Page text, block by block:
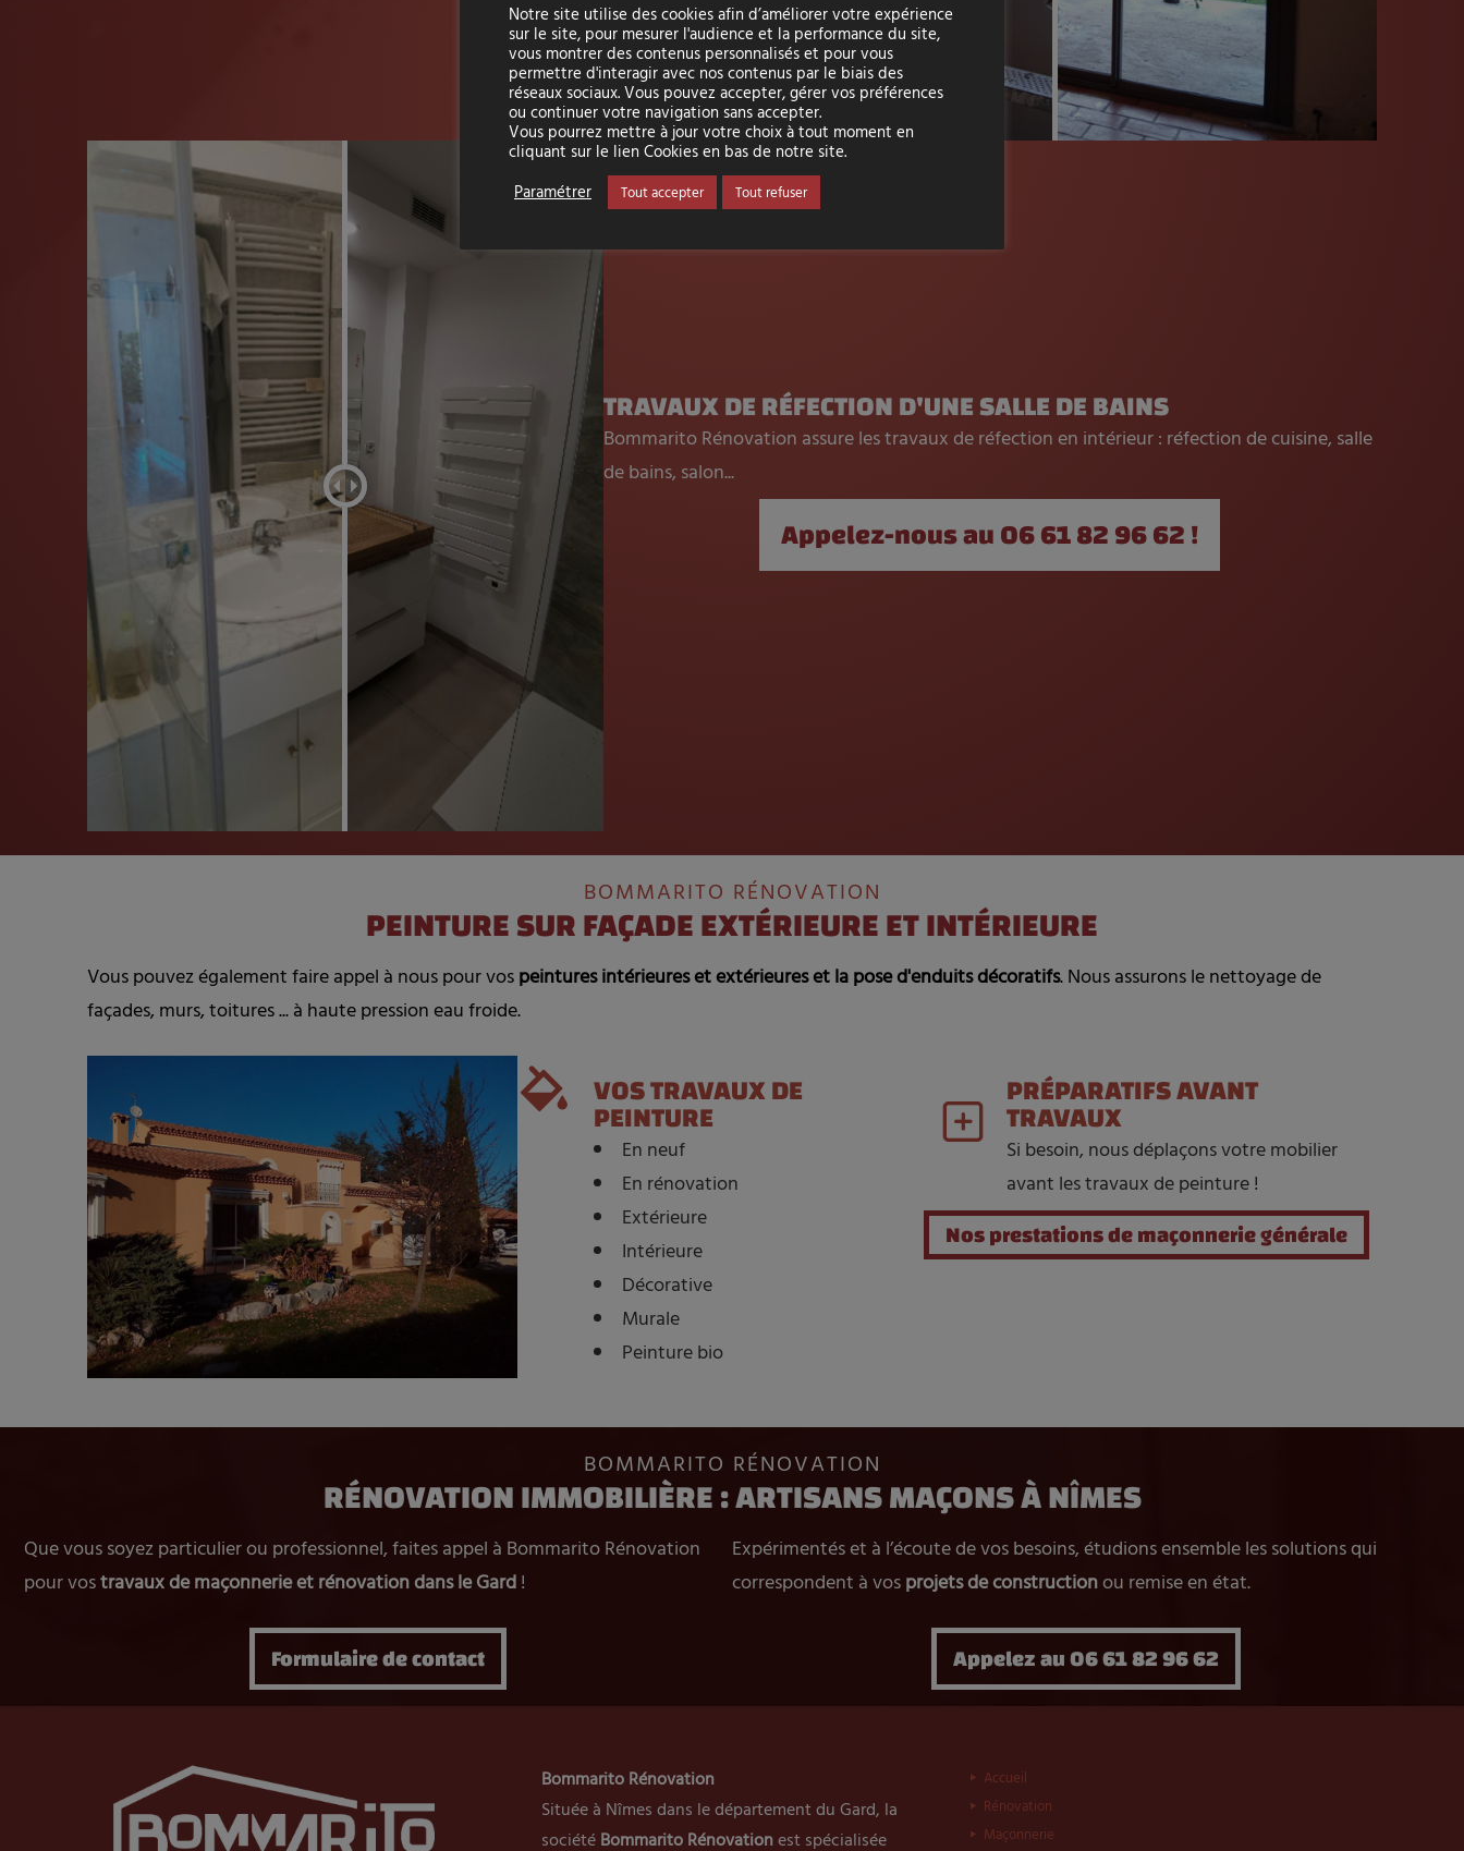
TRAVAUX DE RÉFECTION D'UNE SALLE DE BAINS
Bommarito Rénovation assure les travaux de réfection en intérieur : réfection de cuisine, salle
de bains, salon...
Appelez-nous au 06 61 82 96 62 !
BOMMARITO RÉNOVATION
PEINTURE SUR FAÇADE EXTÉRIEURE ET INTÉRIEURE
Vous pouvez également faire appel à nous pour vospeintures intérieures et extérieures et la pose d'enduits décoratifs. Nous assurons le nettoyage de
façades, murs, toitures ... à haute pression eau froide.
VOS TRAVAUX DE
PEINTURE
En neuf
En rénovation
Extérieure
Intérieure
Décorative
Murale
Peinture bio
PRÉPARATIFS AVANT
TRAVAUX
Si besoin, nous déplaçons votre mobilier
avant les travaux de peinture !
Nos prestations de maçonnerie générale
BOMMARITO RÉNOVATION
RÉNOVATION IMMOBILIÈRE : ARTISANS MAÇONS À NÎMES
Que vous soyez particulier ou professionnel, faites appel à Bommarito Rénovation
pour vostravaux de maçonnerie et rénovation dans le Gard!
Formulaire de contact
Expérimentés et à l’écoute de vos besoins, étudions ensemble les solutions qui
correspondent à vosprojets de constructionou remise en état.
Appelez au 06 61 82 96 62
Bommarito Rénovation
Située à Nîmes dans le département du Gard, la
société Bommarito Rénovationest spécialisée
Accueil
Rénovation
Maçonnerie
Notre site utilise des cookies afin d’améliorer votre expérience
sur le site, pour mesurer l'audience et la performance du site,
vous montrer des contenus personnalisés et pour vous
permettre d'interagir avec nos contenus par le biais des
réseaux sociaux. Vous pouvez accepter, gérer vos préférences
ou continuer votre navigation sans accepter.
Vous pourrez mettre à jour votre choix à tout moment en
cliquant sur le lien Cookies en bas de notre site.
Paramétrer
Tout accepter Tout refuser